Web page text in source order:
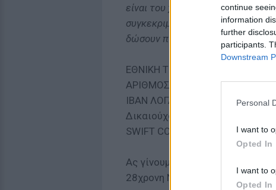
continue
information
further
participants.
Downstream
Personal
I want to
Opted In
I want to
Opted In
είναι του χαρακτήρα μου να
συγκεκριμένη περίπτωση η κάθε
δώσουν πνοή να συνεχίσω. Σας
ΕΘΝΙΚΗ ΤΡΑΠΕΖΑ ΤΗΣ ΕΛΛΑΔΑΣ
ΑΡΙΘΜΟΣ ΛΟΓΑΡΙΑΣΜΟΥ: 345 /
IBAN ΛΟΓΑΡΙΑΣΜΟΥ: GR 7701
Δικαιούχος: Σπυρίδων
SWIFT CODE: ETHNGRAA
Ας γίνουμε όλοι κρίκοι της
28χρονη Ντένια.